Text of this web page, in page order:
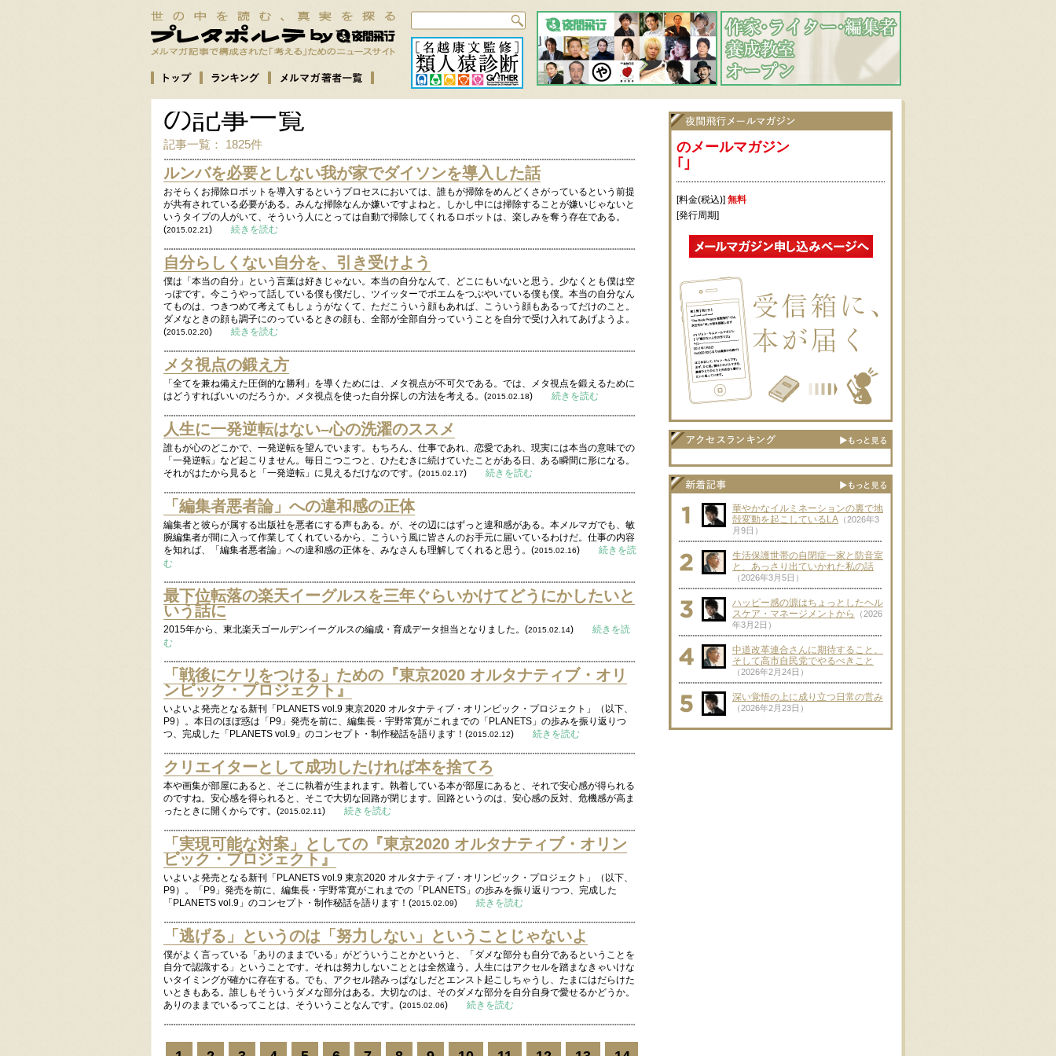
の記事一覧
記事一覧： 1825件
ルンバを必要としない我が家でダイソンを導入した話
おそらくお掃除ロボットを導入するというプロセスにおいては、誰もが掃除をめんどくさがっているという前提
が共有されている必要がある。みんな掃除なんか嫌いですよねと。しかし中には掃除することが嫌いじゃないと
いうタイプの人がいて、そういう人にとっては自動で掃除してくれるロボットは、楽しみを奪う存在である。
(2015.02.21) 続きを読む
自分らしくない自分を、引き受けよう
僕は「本当の自分」という言葉は好きじゃない。本当の自分なんて、どこにもいないと思う。少なくとも僕は空
っぽです。今こうやって話している僕も僕だし、ツイッターでポエムをつぶやいている僕も僕。本当の自分なん
てものは、つきつめて考えてもしょうがなくて、ただこういう顔もあれば、こういう顔もあるってだけのこと。
ダメなときの顔も調子にのっているときの顔も、全部が全部自分っていうことを自分で受け入れてあげようよ。
(2015.02.20) 続きを読む
メタ視点の鍛え方
「全てを兼ね備えた圧倒的な勝利」を導くためには、メタ視点が不可欠である。では、メタ視点を鍛えるために
はどうすればいいのだろうか。メタ視点を使った自分探しの方法を考える。(2015.02.18) 続きを読む
人生に一発逆転はない–心の洗濯のススメ
誰もが心のどこかで、一発逆転を望んでいます。もちろん、仕事であれ、恋愛であれ、現実には本当の意味での
「一発逆転」など起こりません。毎日こつこつと、ひたむきに続けていたことがある日、ある瞬間に形になる。
それがはたから見ると「一発逆転」に見えるだけなのです。(2015.02.17) 続きを読む
「編集者悪者論」への違和感の正体
編集者と彼らが属する出版社を悪者にする声もある。が、その辺にはずっと違和感がある。本メルマガでも、敏
腕編集者が間に入って作業してくれているから、こういう風に皆さんのお手元に届いているわけだ。仕事の内容
を知れば、「編集者悪者論」への違和感の正体を、みなさんも理解してくれると思う。(2015.02.16) 続きを読
む
最下位転落の楽天イーグルスを三年ぐらいかけてどうにかしたいと
いう話に
2015年から、東北楽天ゴールデンイーグルスの編成・育成データ担当となりました。(2015.02.14) 続きを読
む
「戦後にケリをつける」ための『東京2020 オルタナティブ・オリ
ンピック・プロジェクト』
いよいよ発売となる新刊「PLANETS vol.9 東京2020 オルタナティブ・オリンピック・プロジェクト」（以下、
P9）。本日のほぼ惑は「P9」発売を前に、編集長・宇野常寛がこれまでの「PLANETS」の歩みを振り返りつ
つ、完成した「PLANETS vol.9」のコンセプト・制作秘話を語ります！(2015.02.12) 続きを読む
クリエイターとして成功したければ本を捨てろ
本や画集が部屋にあると、そこに執着が生まれます。執着している本が部屋にあると、それで安心感が得られる
のですね。安心感を得られると、そこで大切な回路が閉じます。回路というのは、安心感の反対、危機感が高ま
ったときに開くからです。(2015.02.11) 続きを読む
「実現可能な対案」としての『東京2020 オルタナティブ・オリン
ピック・プロジェクト』
いよいよ発売となる新刊「PLANETS vol.9 東京2020 オルタナティブ・オリンピック・プロジェクト」（以下、
P9）。「P9」発売を前に、編集長・宇野常寛がこれまでの「PLANETS」の歩みを振り返りつつ、完成した
「PLANETS vol.9」のコンセプト・制作秘話を語ります！(2015.02.09) 続きを読む
「逃げる」というのは「努力しない」ということじゃないよ
僕がよく言っている「ありのままでいる」がどういうことかというと、「ダメな部分も自分であるということを
自分で認識する」ということです。それは努力しないこととは全然違う。人生にはアクセルを踏まなきゃいけな
いタイミングが確かに存在する。でも、アクセル踏みっぱなしだとエンスト起こしちゃうし、たまにはだらけた
いときもある。誰しもそういうダメな部分はある。大切なのは、そのダメな部分を自分自身で愛せるかどうか。
ありのままでいるってことは、そういうことなんです。(2015.02.06) 続きを読む
のメールマガジン
｢｣
[料金(税込)] 無料
[発行周期]
華やかなイルミネーションの裏で地
殻変動を起こしているLA （2026年3
月9日）
生活保護世帯の自閉症一家と防音室
と、あっさり出ていかれた私の話
（2026年3月5日）
ハッピー感の源はちょっとしたヘル
スケア・マネージメントから
（2026
年3月2日）
中道改革連合さんに期待すること、
そして高市自民党でやるべきこと
（2026年2月24日）
深い覚悟の上に成り立つ日常の営み
（2026年2月23日）